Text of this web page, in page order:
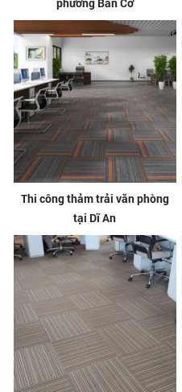
Thi công thảm trải văn phòng
tại Dĩ An